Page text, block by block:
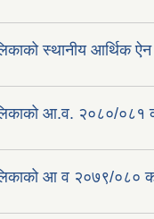
स्थानीय आर्थिक
आ.व. २०८०/०८१
आ व २०७९/०८०